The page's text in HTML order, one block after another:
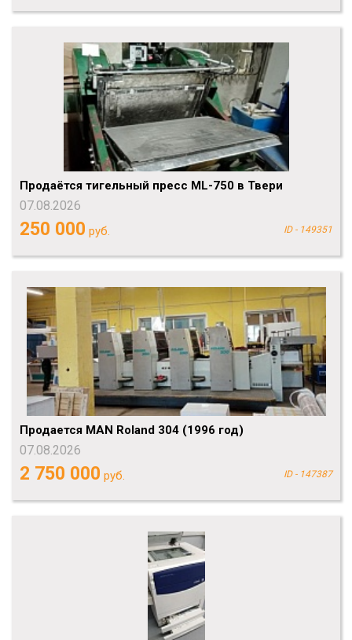
Продаётся тигельный пресс ML-750 в Твери
07.08.2026
250 000 руб. ID - 149351
Продается MAN Roland 304 (1996 год)
07.08.2026
2 750 000 руб. ID - 147387